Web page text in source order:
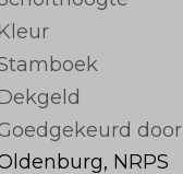
door
NRPS